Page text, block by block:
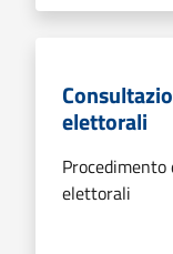
elettorali
elettorali